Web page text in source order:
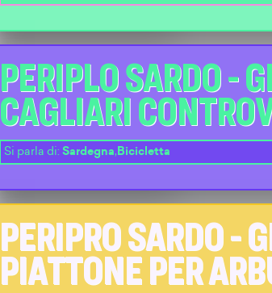
PERIPLO SARDO -
CAGLIARI
Si parla di:Sardegna, Bicicletta
PERIPRO SARDO -
PIATTONE PER